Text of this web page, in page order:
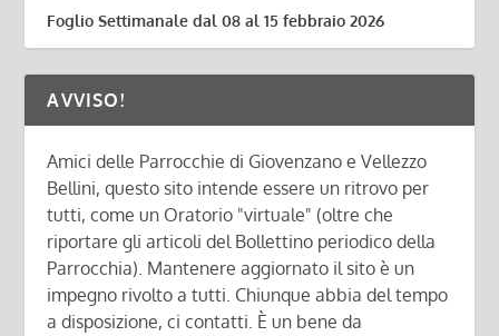
Foglio Settimanale dal 08 al 15 febbraio 2026
AVVISO!
Amici delle Parrocchie di Giovenzano e Vellezzo
Bellini, questo sito intende essere un ritrovo per
tutti, come un Oratorio "virtuale" (oltre che
riportare gli articoli del Bollettino periodico della
Parrocchia). Mantenere aggiornato il sito è un
impegno rivolto a tutti. Chiunque abbia del tempo
a disposizione, ci contatti. È un bene da